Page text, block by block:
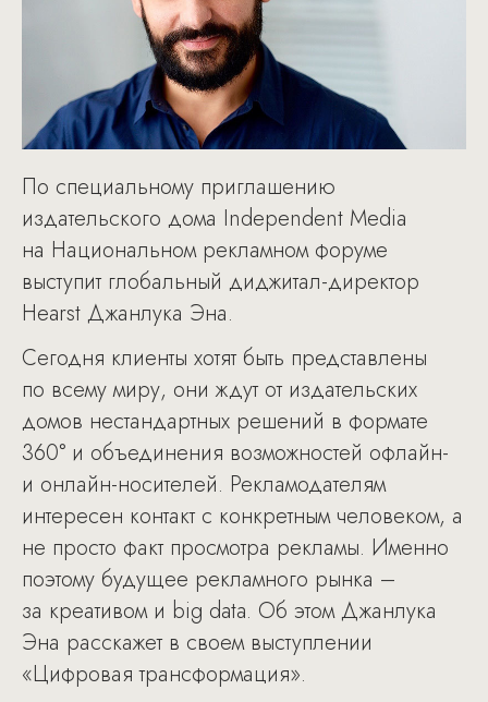
По специальному приглашению
издательского дома Independent Media
на Национальном рекламном форуме
выступит глобальный диджитал-директор
Hearst Джанлука Эна.
Сегодня клиенты хотят быть представлены
по всему миру, они ждут от издательских
домов нестандартных решений в формате
360° и объединения возможностей офлайн-
и онлайн-носителей. Рекламодателям
интересен контакт с конкретным человеком, а
не просто факт просмотра рекламы. Именно
поэтому будущее рекламного рынка –
за креативом и big data. Об этом Джанлука
Эна расскажет в своем выступлении
«Цифровая трансформация».